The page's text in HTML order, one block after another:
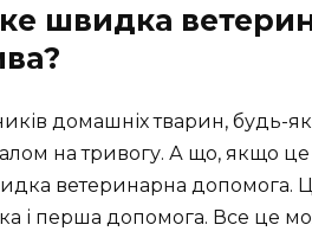
швидка
домашніх тварин, будь-
на тривогу. А що, якщо
ветеринарна допомога.
і перша допомога. Все це